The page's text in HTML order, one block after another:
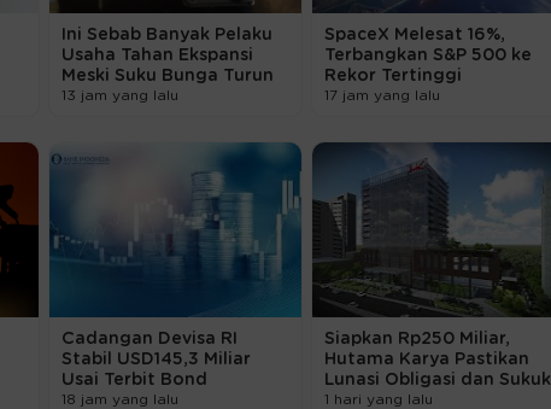
Ini Sebab Banyak Pelaku
Usaha Tahan Ekspansi
Meski Suku Bunga Turun
13 jam yang lalu
SpaceX Melesat 16%,
Terbangkan S&P 500 ke
Rekor Tertinggi
17 jam yang lalu
Cadangan Devisa RI
Stabil USD145,3 Miliar
Usai Terbit Bond
18 jam yang lalu
Siapkan Rp250 Miliar,
Hutama Karya Pastikan
Lunasi Obligasi dan Sukuk
1 hari yang lalu